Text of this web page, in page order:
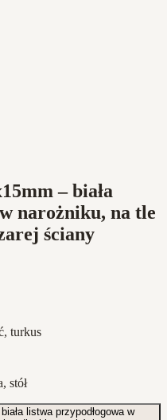
– biała
narożniku, na tle
ściany
turkus
stół